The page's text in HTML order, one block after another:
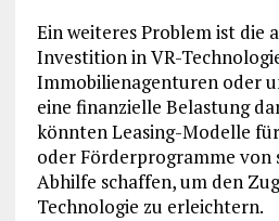
Ein weiteres Problem ist die
Investition in VR-
Immobilienagenturen oder
eine finanzielle Belastung
könnten Leasing-Modelle
oder Förderprogramme von
Abhilfe schaffen, um den
Technologie zu erleichtern.